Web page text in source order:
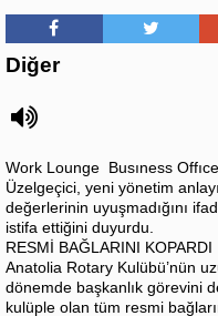
Diğer
Work Lounge Busıness
Üzelgeçici, yeni yönetim
değerlerinin uyuşmadığını
istifa ettiğini duyurdu.
RESMİ BAĞLARINI KOPARDI
Anatolia Rotary Kulübü’nün
dönemde başkanlık görevini
kulüple olan tüm resmi